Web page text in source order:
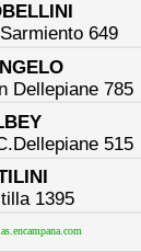
649
Dellepiane 785
515
1395